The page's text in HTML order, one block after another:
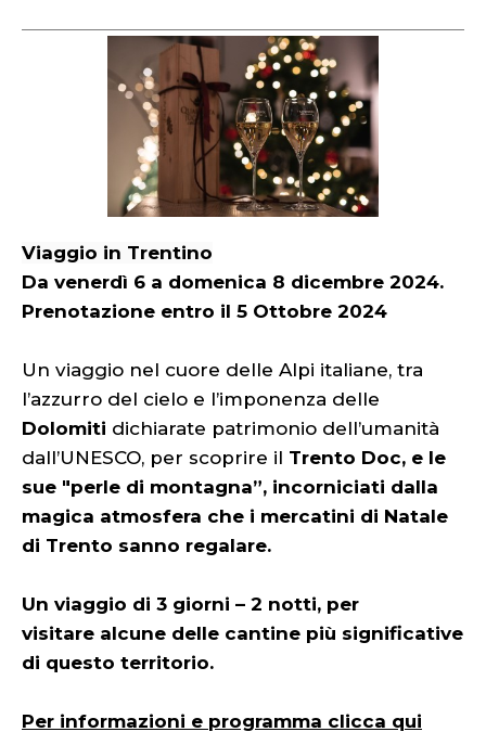
Viaggio in Trentino
Da venerdì 6 a domenica 8 dicembre 2024.
Prenotazione entro il 5 Ottobre 2024
Un viaggio nel cuore delle Alpi italiane, tra
l’azzurro del cielo e l’imponenza delle
Dolomiti dichiarate patrimonio dell’umanità
dall’UNESCO, per scoprire il Trento Doc, e le
sue "perle di montagna”, incorniciati dalla
magica atmosfera che i mercatini di Natale
di Trento sanno regalare.
Un viaggio di 3 giorni – 2 notti, per
visitare alcune delle cantine più significative
di questo territorio.
Per informazioni e programma clicca qui